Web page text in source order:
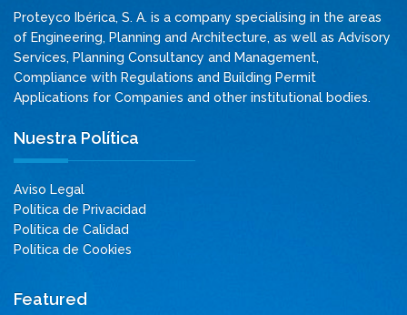
Proteyco Ibérica, S. A. is a company specialising in the areas
of Engineering, Planning and Architecture, as well as Advisory
Services, Planning Consultancy and Management,
Compliance with Regulations and Building Permit
Applications for Companies and other institutional bodies.
Nuestra Política
Aviso Legal
Política de Privacidad
Política de Calidad
Política de Cookies
Featured